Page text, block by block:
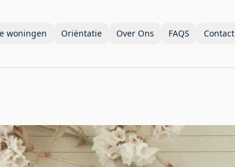
woningen Oriëntatie Over Ons FAQS Contact